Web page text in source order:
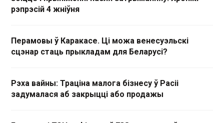
рэпрэсій 4 жніўня
Перамовы ў Каракасе. Ці можа венесуэльскі
сцэнар стаць прыкладам для Беларусі?
Рэха вайны: Траціна малога бізнесу ў Расіі
задумалася аб закрыцці або продажы